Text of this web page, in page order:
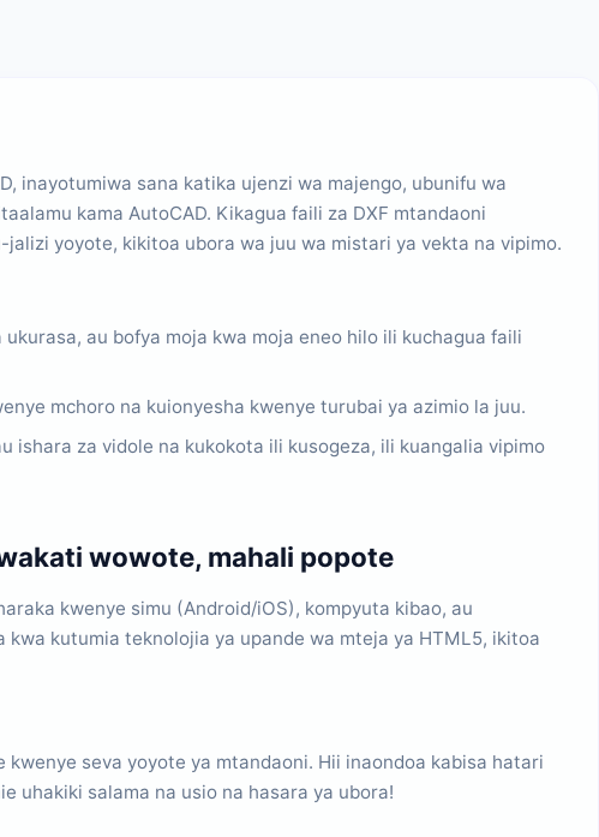
inayotumiwa sana katika ujenzi wa majengo, ubunifu wa
kama AutoCAD. Kikagua faili za DXF mtandaoni
yoyote, kikitoa ubora wa juu wa mistari ya vekta na vipimo.
au bofya moja kwa moja eneo hilo ili kuchagua faili
mchoro na kuionyesha kwenye turubai ya azimio la juu.
ishara za vidole na kukokota ili kusogeza, ili kuangalia vipimo
wowote, mahali popote
kwenye simu (Android/iOS), kompyuta kibao, au
kutumia teknolojia ya upande wa mteja ya HTML5, ikitoa
seva yoyote ya mtandaoni. Hii inaondoa kabisa hatari
uhakiki salama na usio na hasara ya ubora!